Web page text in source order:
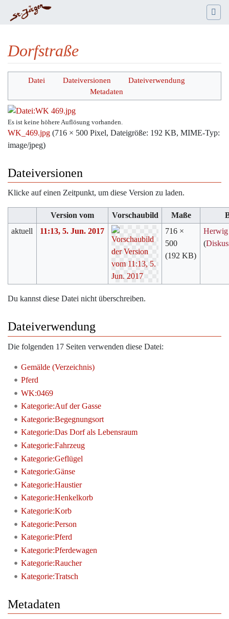
Dorfstraße
Wechseln zu: Navigation,Suche
Datei Dateiversionen
Dateiverwendung
Metadaten
Es ist keine höhere Auflösung vorhanden.
WK_469.jpg (716 × 500 Pixel, Dateigröße: 192 KB, MIME-Typ:
image/jpeg)
Dateiversionen
Klicke auf einen Zeitpunkt, um diese Version zu laden.
Version vom Vorschaubild Maße
aktuell
11:13, 5. Jun. 2017
716 ×
500
(192 KB)
Herwig
(
Du kannst diese Datei nicht überschreiben.
Dateiverwendung
Die folgenden 17 Seiten verwenden diese Datei:
Gemälde (Verzeichnis)
Pferd
WK:0469
Kategorie:Auf der Gasse
Kategorie:Begegnungsort
Kategorie:Das Dorf als Lebensraum
Kategorie:Fahrzeug
Kategorie:Geflügel
Kategorie:Gänse
Kategorie:Haustier
Kategorie:Henkelkorb
Kategorie:Korb
Kategorie:Person
Kategorie:Pferd
Kategorie:Pferdewagen
Kategorie:Raucher
Kategorie:Tratsch
Metadaten